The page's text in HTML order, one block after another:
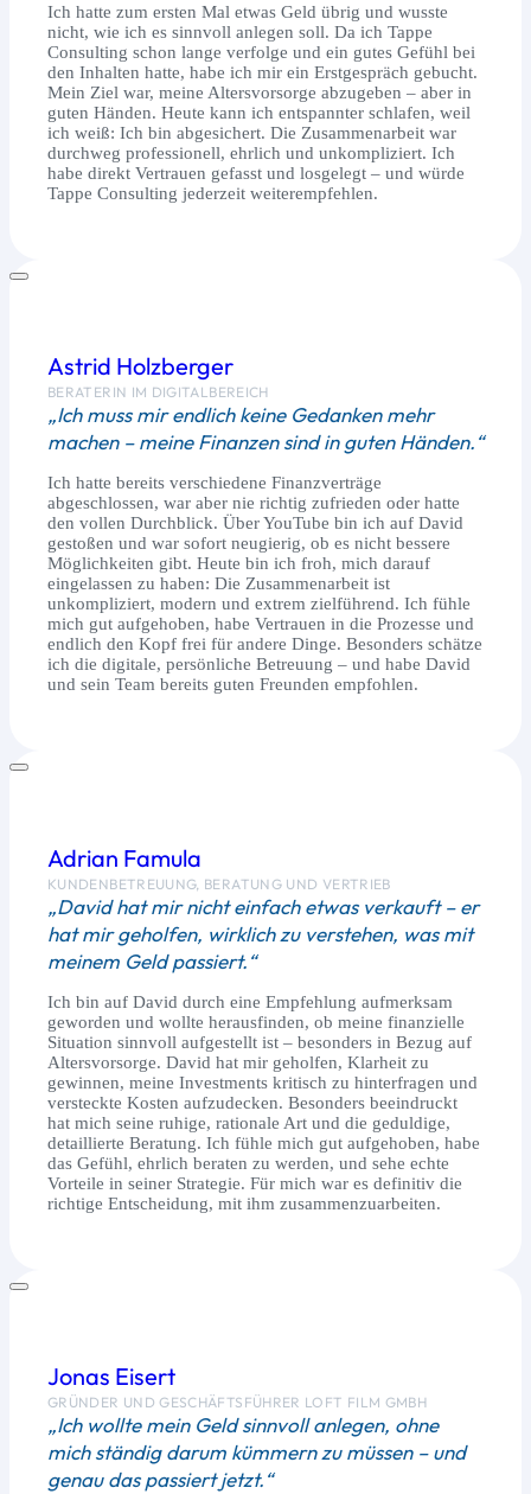
Ich hatte zum ersten Mal etwas Geld übrig und wusste
nicht, wie ich es sinnvoll anlegen soll. Da ich Tappe
Consulting schon lange verfolge und ein gutes Gefühl bei
den Inhalten hatte, habe ich mir ein Erstgespräch gebucht.
Mein Ziel war, meine Altersvorsorge abzugeben – aber in
guten Händen. Heute kann ich entspannter schlafen, weil
ich weiß: Ich bin abgesichert. Die Zusammenarbeit war
durchweg professionell, ehrlich und unkompliziert. Ich
habe direkt Vertrauen gefasst und losgelegt – und würde
Tappe Consulting jederzeit weiterempfehlen.
Astrid Holzberger
BERATERIN IM DIGITALBEREICH
„Ich muss mir endlich keine Gedanken mehr
machen – meine Finanzen sind in guten Händen.“
Ich hatte bereits verschiedene Finanzverträge
abgeschlossen, war aber nie richtig zufrieden oder hatte
den vollen Durchblick. Über YouTube bin ich auf David
gestoßen und war sofort neugierig, ob es nicht bessere
Möglichkeiten gibt. Heute bin ich froh, mich darauf
eingelassen zu haben: Die Zusammenarbeit ist
unkompliziert, modern und extrem zielführend. Ich fühle
mich gut aufgehoben, habe Vertrauen in die Prozesse und
endlich den Kopf frei für andere Dinge. Besonders schätze
ich die digitale, persönliche Betreuung – und habe David
und sein Team bereits guten Freunden empfohlen.
Adrian Famula
KUNDENBETREUUNG, BERATUNG UND VERTRIEB
„David hat mir nicht einfach etwas verkauft – er
hat mir geholfen, wirklich zu verstehen, was mit
meinem Geld passiert.“
Ich bin auf David durch eine Empfehlung aufmerksam
geworden und wollte herausfinden, ob meine finanzielle
Situation sinnvoll aufgestellt ist – besonders in Bezug auf
Altersvorsorge. David hat mir geholfen, Klarheit zu
gewinnen, meine Investments kritisch zu hinterfragen und
versteckte Kosten aufzudecken. Besonders beeindruckt
hat mich seine ruhige, rationale Art und die geduldige,
detaillierte Beratung. Ich fühle mich gut aufgehoben, habe
das Gefühl, ehrlich beraten zu werden, und sehe echte
Vorteile in seiner Strategie. Für mich war es definitiv die
richtige Entscheidung, mit ihm zusammenzuarbeiten.
Jonas Eisert
GRÜNDER UND GESCHÄFTSFÜHRER LOFT FILM GMBH
„Ich wollte mein Geld sinnvoll anlegen, ohne
mich ständig darum kümmern zu müssen – und
genau das passiert jetzt.“